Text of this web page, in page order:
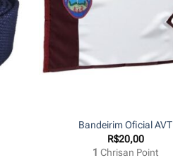
Bandeirim Oficial AVT
R$20,00
1 Chrisan Point